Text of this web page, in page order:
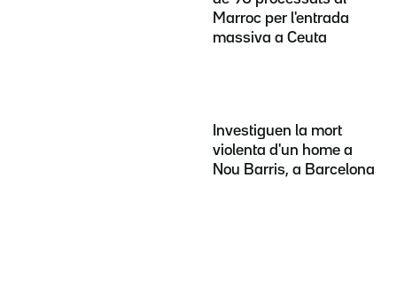
Marroc per l'entrada
massiva a Ceuta
Investiguen la mort
violenta d'un home a
Nou Barris, a Barcelona